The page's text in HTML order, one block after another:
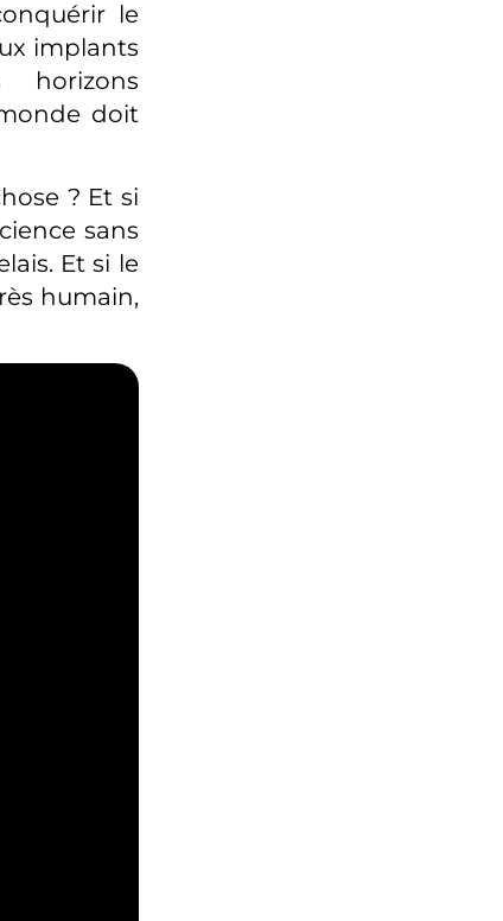
le
implants
doit
? Et si
sans
Et si le
humain,